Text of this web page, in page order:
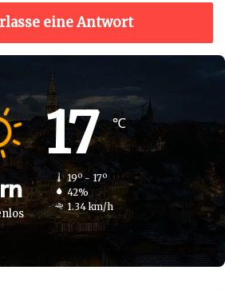
eine Antwort
17℃
19º - 17º
42%
1.34 km/h